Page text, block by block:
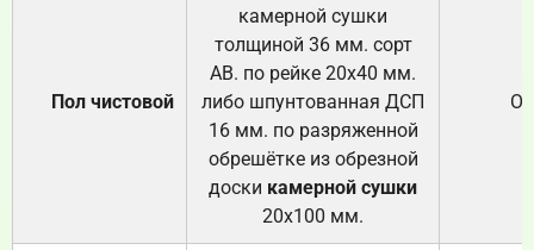
Пол чистовой
камерной сушки
толщиной 36 мм. сорт
АВ. по рейке 20х40 мм.
либо шпунтованная ДСП
16 мм. по разряженной
обрешётке из обрезной
доски камерной сушки
20х100 мм.